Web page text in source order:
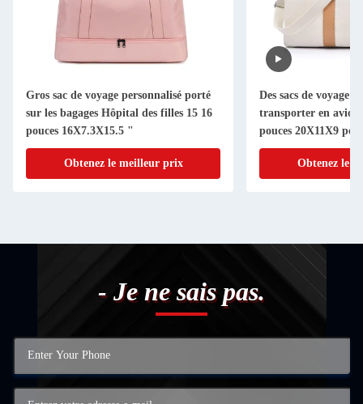
Gros sac de voyage personnalisé porté
sur les bagages Hôpital des filles 15 16
pouces 16X7.3X15.5 "
Obtenez le meilleur prix
Des sacs de voyage
transporter en avion
pouces 20X11X9
Obtenez le
- Je ne sais pas.